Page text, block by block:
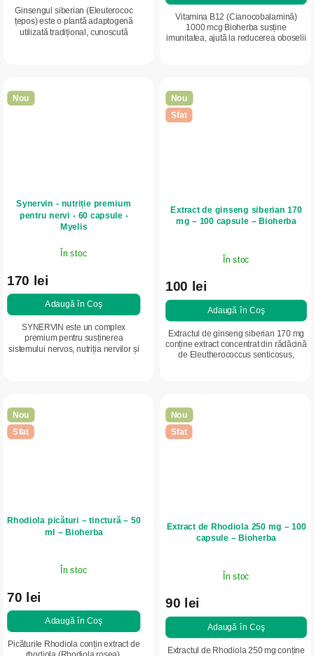
Ginsengul siberian (Eleuterococ
țepos) este o plantă adaptogenă
utilizată tradițional, cunoscută
Vitamina B12 (Cianocobalamină)
1000 mcg Bioherba susține
imunitatea, ajută la reducerea oboselii
Nou
Synervin - nutriție premium
pentru nervi - 60 capsule -
Myelis
În stoc
170 lei
Adaugă în Coş
SYNERVIN este un complex
premium pentru susținerea
sistemului nervos, nutriția nervilor și
Nou
Sfat
Extract de ginseng siberian 170
mg – 100 capsule – Bioherba
În stoc
100 lei
Adaugă în Coş
Extractul de ginseng siberian 170 mg
conține extract concentrat din rădăcină
de Eleutherococcus senticosus,
Nou
Sfat
Rhodiola picături – tinctură – 50
ml – Bioherba
În stoc
70 lei
Adaugă în Coş
Picăturile Rhodiola conțin extract de
Nou
Sfat
Extract de Rhodiola 250 mg – 100
capsule – Bioherba
În stoc
90 lei
Adaugă în Coş
Extractul de Rhodiola 250 mg conține